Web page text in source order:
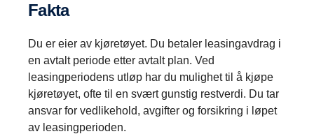
Fakta
Du er eier av kjøretøyet. Du betaler leasingavdrag i
en avtalt periode etter avtalt plan. Ved
leasingperiodens utløp har du mulighet til å kjøpe
kjøretøyet, ofte til en svært gunstig restverdi. Du tar
ansvar for vedlikehold, avgifter og forsikring i løpet
av leasingperioden.